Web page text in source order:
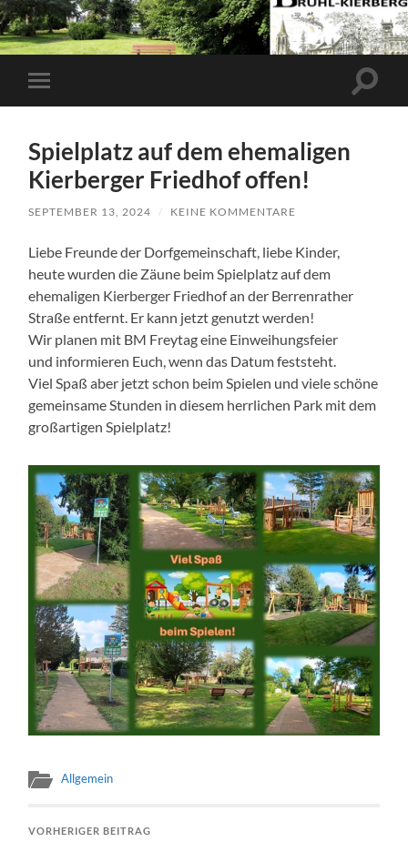
Mobile-
Menü
Spielplatz auf dem ehemaligen
Kierberger Friedhof offen!
SEPTEMBER 13, 2024 / KEINE KOMMENTARE
Liebe Freunde der Dorfgemeinschaft, liebe Kinder,
heute wurden die Zäune beim Spielplatz auf dem
ehemaligen Kierberger Friedhof an der Berrenrather
Straße entfernt. Er kann jetzt genutzt werden!
Wir planen mit BM Freytag eine Einweihungsfeier
und informieren Euch, wenn das Datum feststeht.
Viel Spaß aber jetzt schon beim Spielen und viele schöne
gemeinsame Stunden in diesem herrlichen Park mit dem
großartigen Spielplatz!
Allgemein
VORHERIGER BEITRAG